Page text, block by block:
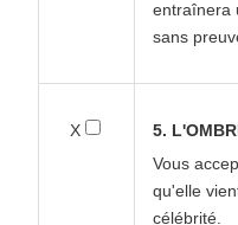
entraînera
sans
X
5.
Vous
qu'elle
célébrité.